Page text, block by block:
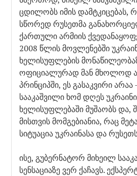
ცდილობს იმის დამტკიცებას,
სწორედ რუსეთმა
ქართული არმიის
2008 წლის მოვლენებში
ხელისუფლების
ოფიციალურად მან მხოლოდ
პრინციპში, ეს გასაკვირი
სააკაშვილი ხომ დღეს
ხელისუფლებაში მუშაობს და,
მისთვის მომგებიანია, რაც
სიტუაცია უკრაინასა და
ისე, გუბერნატორ მიხეილ
სენსაციაზე ვერ ქაჩავს.